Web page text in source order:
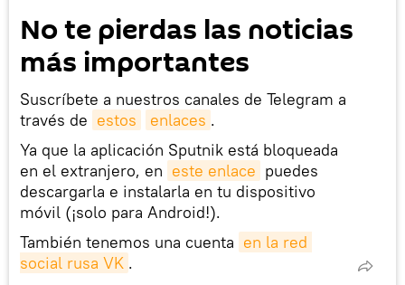
No te pierdas las noticias
más importantes
Suscríbete a nuestros canales de Telegram a
través de estos enlaces .
Ya que la aplicación Sputnik está bloqueada
en el extranjero, en este enlace puedes
descargarla e instalarla en tu dispositivo
móvil (¡solo para Android!).
También tenemos una cuenta en la red
social rusa VK .